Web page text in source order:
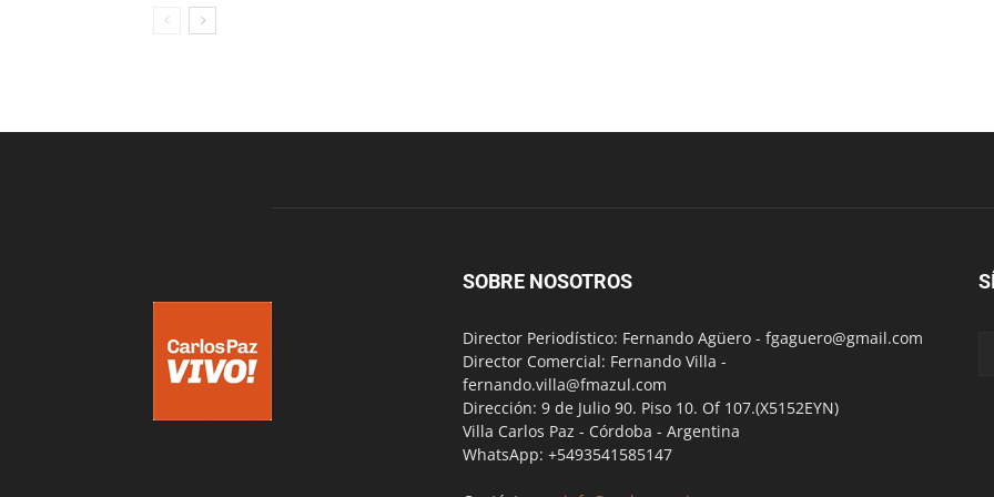
SOBRE NOSOTROS
Director Periodístico: Fernando Agüero - fgaguero@gmail.com
Director Comercial: Fernando Villa -
fernando.villa@fmazul.com
Dirección: 9 de Julio 90. Piso 10. Of 107.(X5152EYN)
Villa Carlos Paz - Córdoba - Argentina
WhatsApp: +5493541585147